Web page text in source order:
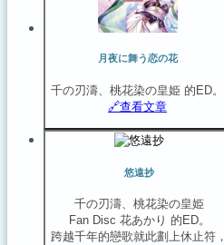
月夜に舞う恋の花
千の刃濤、桃花染の皇姫 的ED。
🔗️查看文章
悠遠抄
千の刃濤、桃花染の皇姫
Fan Disc 花あかり 的ED。
跨越千年的戀歌就此劃上休止符，